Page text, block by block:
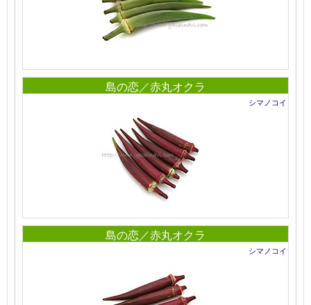
島の恋／赤丸オクラ
シマノコイ
島の恋／赤丸オクラ
シマノコイ